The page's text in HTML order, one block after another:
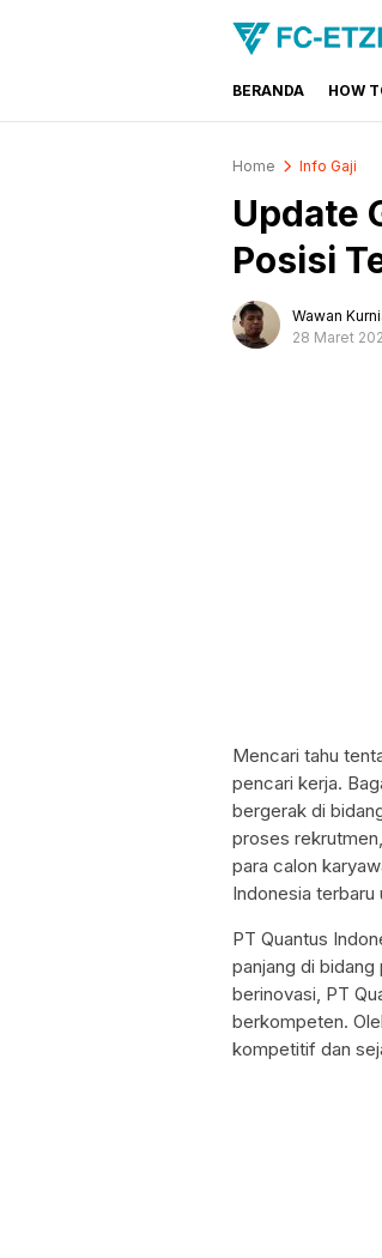
FC-ETZELLA.LU
Share & Learn
BERANDA HOW
Home Info Gaji
Update
Posisi
Wawan
28 Maret
Mencari tahu
pencari kerja.
bergerak di
proses
para calon
Indonesia terbaru
PT Quantus
panjang di
berinovasi, PT
berkompeten.
kompetitif dan